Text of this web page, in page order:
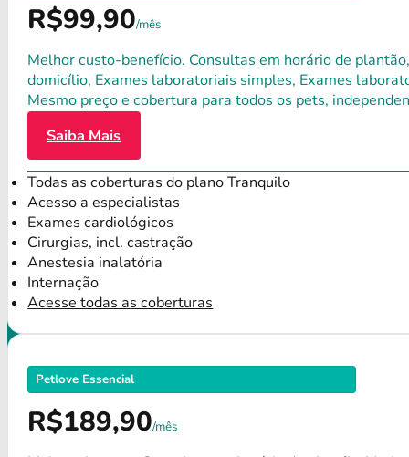
R$99,90/mês
Melhor custo-benefício. Consultas em horário de
domicílio, Exames laboratoriais simples, Exames
Mesmo preço e cobertura para todos os pets,
Saiba Mais
Todas as coberturas do plano Tranquilo
Acesso a especialistas
Exames cardiológicos
Cirurgias, incl. castração
Anestesia inalatória
Internação
Acesse todas as coberturas
Petlove Essencial
R$189,90/mês